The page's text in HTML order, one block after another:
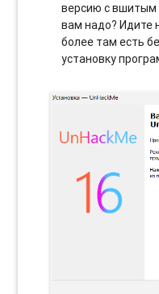
версию с
вам надо? Идите
более там есть
установку